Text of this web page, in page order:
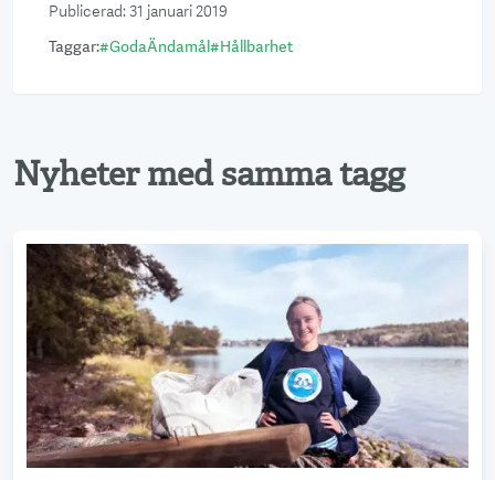
Publicerad:31 januari 2019
Taggar:#GodaÄndamål#Hållbarhet
Nyheter med samma tagg